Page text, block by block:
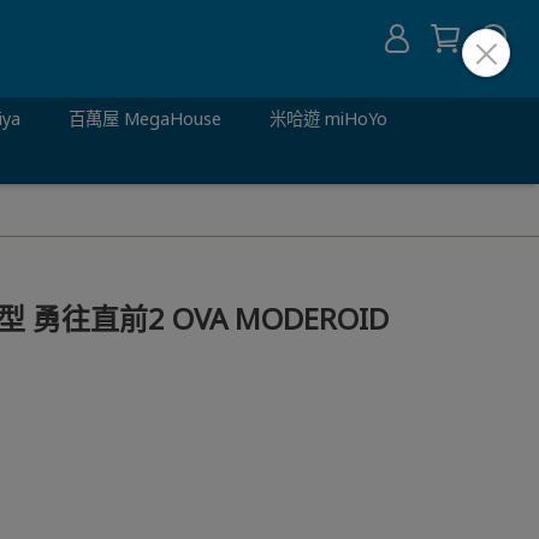
百萬屋 MegaHouse 米哈遊 miHoYo
勇往直前2 OVA MODEROID